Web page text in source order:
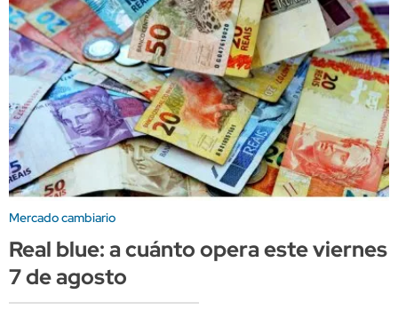
Mercado cambiario
Real blue: a cuánto opera este viernes
7 de agosto